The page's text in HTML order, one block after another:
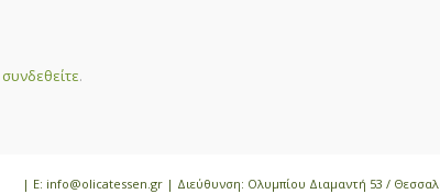
συνδεθείτε.
| E: info@olicatessen.gr | Διεύθυνση: Ολυμπίου Διαμαντή 53 /